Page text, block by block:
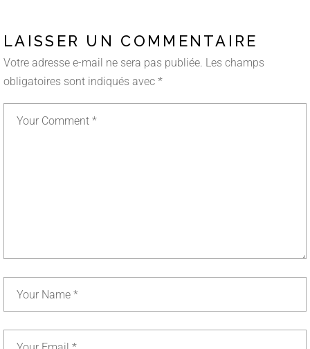
LAISSER UN COMMENTAIRE
Votre adresse e-mail ne sera pas publiée. Les champs
obligatoires sont indiqués avec *